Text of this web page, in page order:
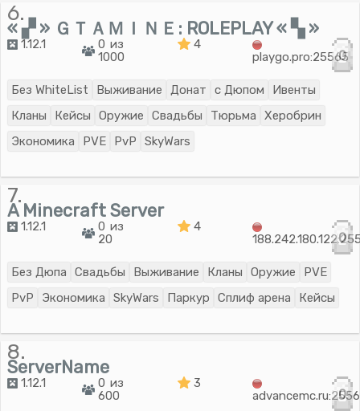
6.
« ▞ » ＧＴＡＭＩＮＥ: ROLEPLAY « ▚ »
1.12.1
0 из
1000
4
playgo.pro:25565
0
Без WhiteList Выживание Донат с Дюпом
Ивенты
Кланы
Кейсы Оружие Свадьбы Тюрьма
Херобрин
Экономика
PVE PvP SkyWars
7.
A Minecraft Server
1.12.1
0 из
20
4
0
Без Дюпа Свадьбы Выживание Кланы Оружие
PVE
PvP
Экономика SkyWars Паркур Сплиф арена Кейсы
8.
ServerName
1.12.1
0 из
600
3
0